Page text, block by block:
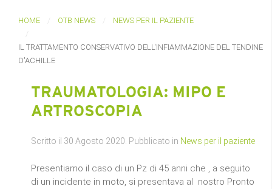
HOME OTB NEWS NEWS PER IL PAZIENTE
IL TRATTAMENTO CONSERVATIVO DELL'INFIAMMAZIONE DEL TENDINE
D'ACHILLE
TRAUMATOLOGIA: MIPO E
ARTROSCOPIA
Scritto il 30 Agosto 2020 . Pubblicato in News per il paziente
Presentiamo il caso di un Pz di 45 anni che , a seguito
di un incidente in moto, si presentava al nostro Pronto